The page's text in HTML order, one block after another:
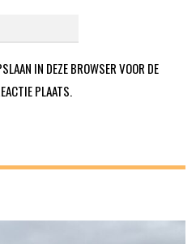
IN DEZE BROWSER VOOR DE
PLAATS.